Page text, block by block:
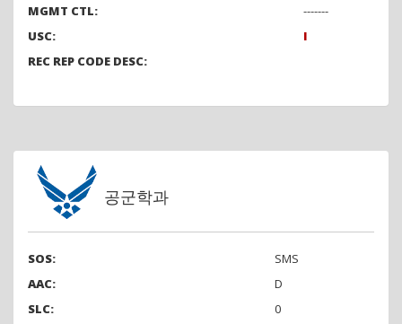
MGMT CTL:
-------
USC:
I
REC REP CODE DESC:
공군학과
SOS:
SMS
AAC:
D
SLC:
0